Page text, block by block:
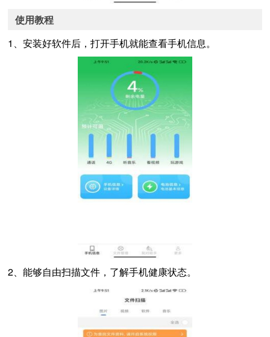
使用教程
1、安装好软件后，打开手机就能查看手机信息。
2、能够自由扫描文件，了解手机健康状态。